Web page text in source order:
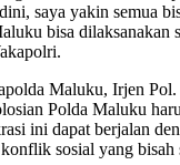
saya yakin semua
bisa dilaksanakan
Maluku, Irjen
Polda Maluku
ini dapat berjalan
sosial yang bisah